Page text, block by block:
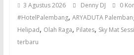
3 Agustus 2026 Denny DJ
0
#HotelPalembang, ARYADUTA
Helipad, Olah Raga, Pilates, Sky Mat
terbaru